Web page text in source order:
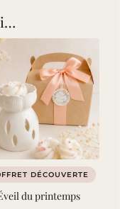
DÉCOUVERTE
du printemps